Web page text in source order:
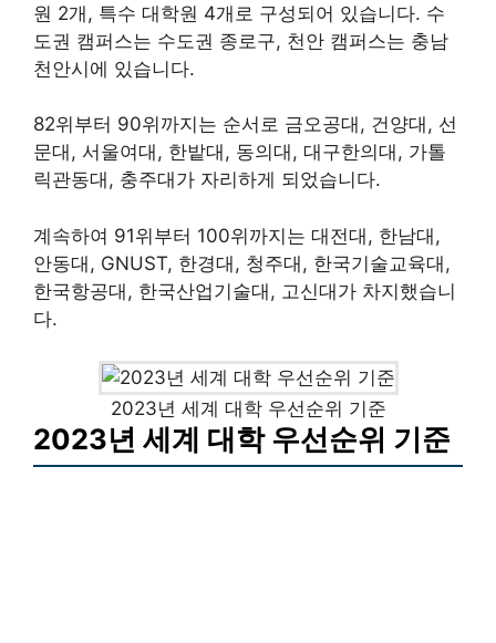
원 2개, 특수 대학원 4개로 구성되어 있습니다. 수
도권 캠퍼스는 수도권 종로구, 천안 캠퍼스는 충남
천안시에 있습니다.
82위부터 90위까지는 순서로 금오공대, 건양대, 선
문대, 서울여대, 한밭대, 동의대, 대구한의대, 가톨
릭관동대, 충주대가 자리하게 되었습니다.
계속하여 91위부터 100위까지는 대전대, 한남대,
안동대, GNUST, 한경대, 청주대, 한국기술교육대,
한국항공대, 한국산업기술대, 고신대가 차지했습니
다.
2023년 세계 대학 우선순위 기준
2023년 세계 대학 우선순위 기준